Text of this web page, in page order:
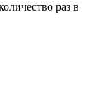
раз в